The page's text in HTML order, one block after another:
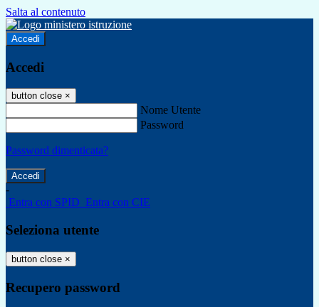
Salta al contenuto
Accedi
Accedi
button close ×
Nome Utente
Password
Password dimenticata?
-
Entra con SPID Entra con CIE
Seleziona utente
button close ×
Recupero password